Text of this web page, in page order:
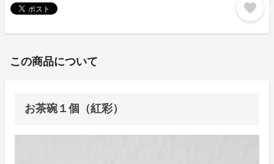
favorite
この商品について
お茶碗１個（紅彩）